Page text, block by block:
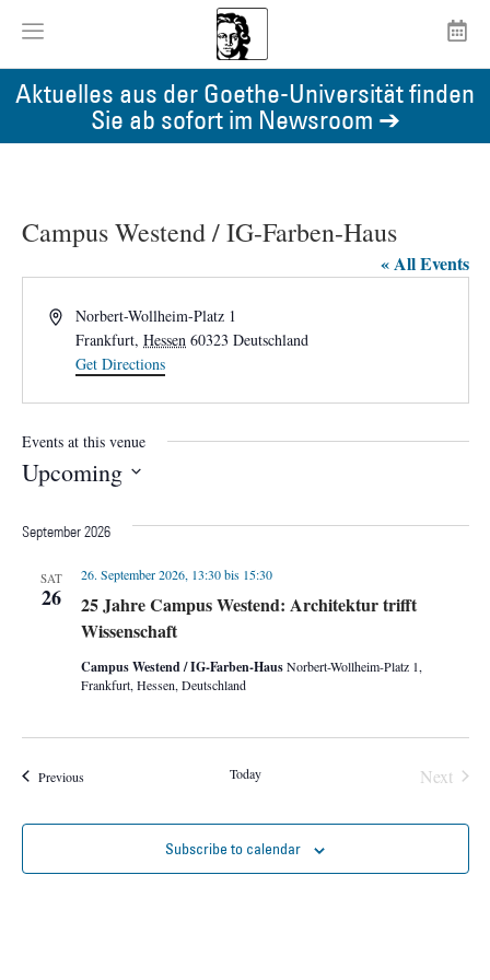
Aktuelles aus der Goethe-Universität finden
Sie ab sofort im Newsroom ➔
Campus Westend / IG-Farben-Haus
« All Events
AddressNorbert-Wollheim-Platz 1
Frankfurt, Hessen 60323 Deutschland
Get Directions
Events at this venue
Upcoming
September 2026
SAT
26
25 Jahre Campus Westend: Architektur trifft
Wissenschaft
26. September 2026, 13:30bis 15:30
Campus Westend / IG-Farben-HausNorbert-Wollheim-Platz 1,
Frankfurt, Hessen, Deutschland
PreviousEvents Today Next
Subscribe to calendar